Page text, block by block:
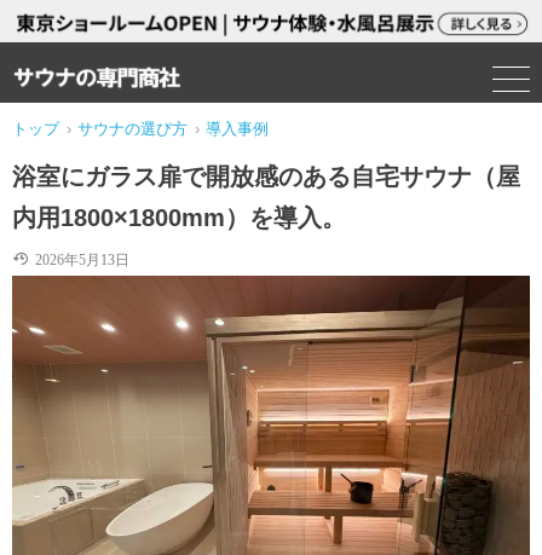
トップ › サウナの選び方 › 導入事例
浴室にガラス扉で開放感のある自宅サウナ（屋
内用1800×1800mm）を導入。
2026年5月13日